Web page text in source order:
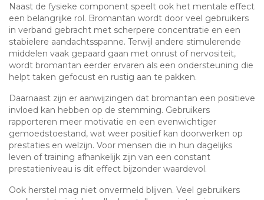
Naast de fysieke component speelt ook het mentale effect
een belangrijke rol. Bromantan wordt door veel gebruikers
in verband gebracht met scherpere concentratie en een
stabielere aandachtsspanne. Terwijl andere stimulerende
middelen vaak gepaard gaan met onrust of nervositeit,
wordt bromantan eerder ervaren als een ondersteuning die
helpt taken gefocust en rustig aan te pakken.
Daarnaast zijn er aanwijzingen dat bromantan een positieve
invloed kan hebben op de stemming. Gebruikers
rapporteren meer motivatie en een evenwichtiger
gemoedstoestand, wat weer positief kan doorwerken op
prestaties en welzijn. Voor mensen die in hun dagelijks
leven of training afhankelijk zijn van een constant
prestatieniveau is dit effect bijzonder waardevol.
Ook herstel mag niet onvermeld blijven. Veel gebruikers